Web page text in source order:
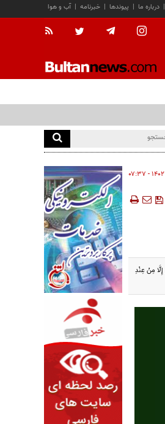
آب و هوا | خبرنامه | پیوندها | درباره ما |
مِنْ عِنْدِ